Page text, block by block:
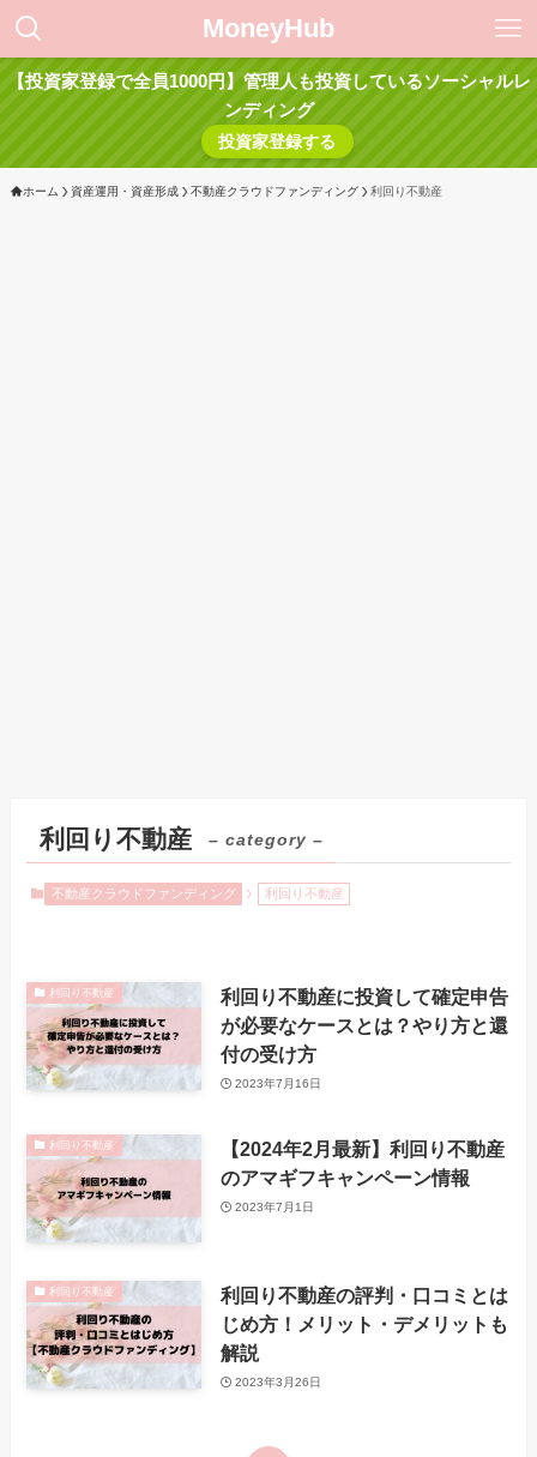
MoneyHub
【投資家登録で全員1000円】管理人も投資しているソーシャルレ
ンディング
投資家登録する
ホーム 資産運用・資産形成 不動産クラウドファンディング 利回り不動産
利回り不動産 – category –
不動産クラウドファンディング 利回り不動産
利回り不動産
利回り不動産に投資して確定申告
が必要なケースとは？やり方と還
付の受け方
2023年7月16日
利回り不動産
【2024年2月最新】利回り不動産
のアマギフキャンペーン情報
2023年7月1日
利回り不動産
利回り不動産の評判・口コミとは
じめ方！メリット・デメリットも
解説
2023年3月26日